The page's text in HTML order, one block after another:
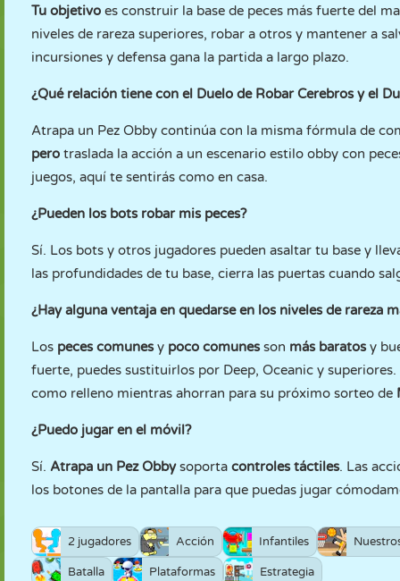
Tu objetivo es construir la base de peces más fuerte del
niveles de rareza superiores, robar a otros y mantener a
incursiones y defensa gana la partida a largo plazo.
¿Qué relación tiene con el Duelo de Robar Cerebros y el
Atrapa un Pez Obby continúa con la misma fórmula de
pero traslada la acción a un escenario estilo obby con
juegos, aquí te sentirás como en casa.
¿Pueden los bots robar mis peces?
Sí. Los bots y otros jugadores pueden asaltar tu base y
las profundidades de tu base, cierra las puertas cuando
¿Hay alguna ventaja en quedarse en los niveles de rareza
Los pecescomunesy poco comunesson más baratosy
fuerte, puedes sustituirlos por Deep, Oceanic y
como relleno mientras ahorran para su próximo sorteo de
¿Puedo jugar en el móvil?
Sí. Atrapa un Pez Obbysoporta controles táctiles. Las
los botones de la pantalla para que puedas jugar
2 jugadores Acción Infantiles
Batalla Plataformas Estrategia